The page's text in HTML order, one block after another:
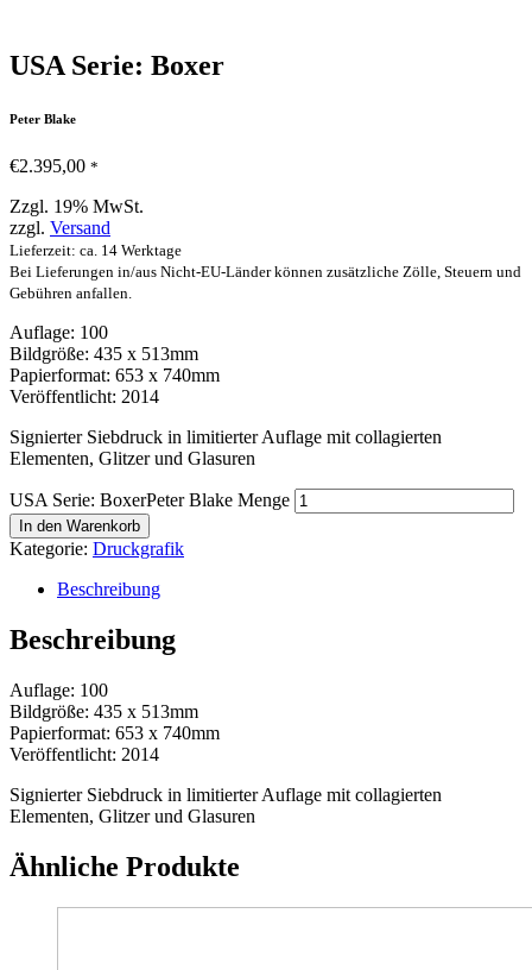
USA Serie: Boxer
Peter Blake
€2.395,00 *
Zzgl. 19% MwSt.
zzgl. Versand
Lieferzeit: ca. 14 Werktage
Bei Lieferungen in/aus Nicht-EU-Länder können zusätzliche Zölle, Steuern und
Gebühren anfallen.
Auflage: 100
Bildgröße: 435 x 513mm
Papierformat: 653 x 740mm
Veröffentlicht: 2014
Signierter Siebdruck in limitierter Auflage mit collagierten
Elementen, Glitzer und Glasuren
USA Serie: BoxerPeter Blake Menge
In den Warenkorb
Kategorie: Druckgrafik
Beschreibung
Beschreibung
Auflage: 100
Bildgröße: 435 x 513mm
Papierformat: 653 x 740mm
Veröffentlicht: 2014
Signierter Siebdruck in limitierter Auflage mit collagierten
Elementen, Glitzer und Glasuren
Ähnliche Produkte